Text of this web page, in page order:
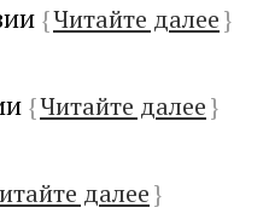
{Читайте далее}
{Читайте далее}
далее}